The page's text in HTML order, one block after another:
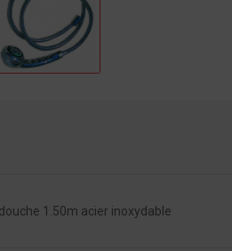
1.50m acier inoxydable